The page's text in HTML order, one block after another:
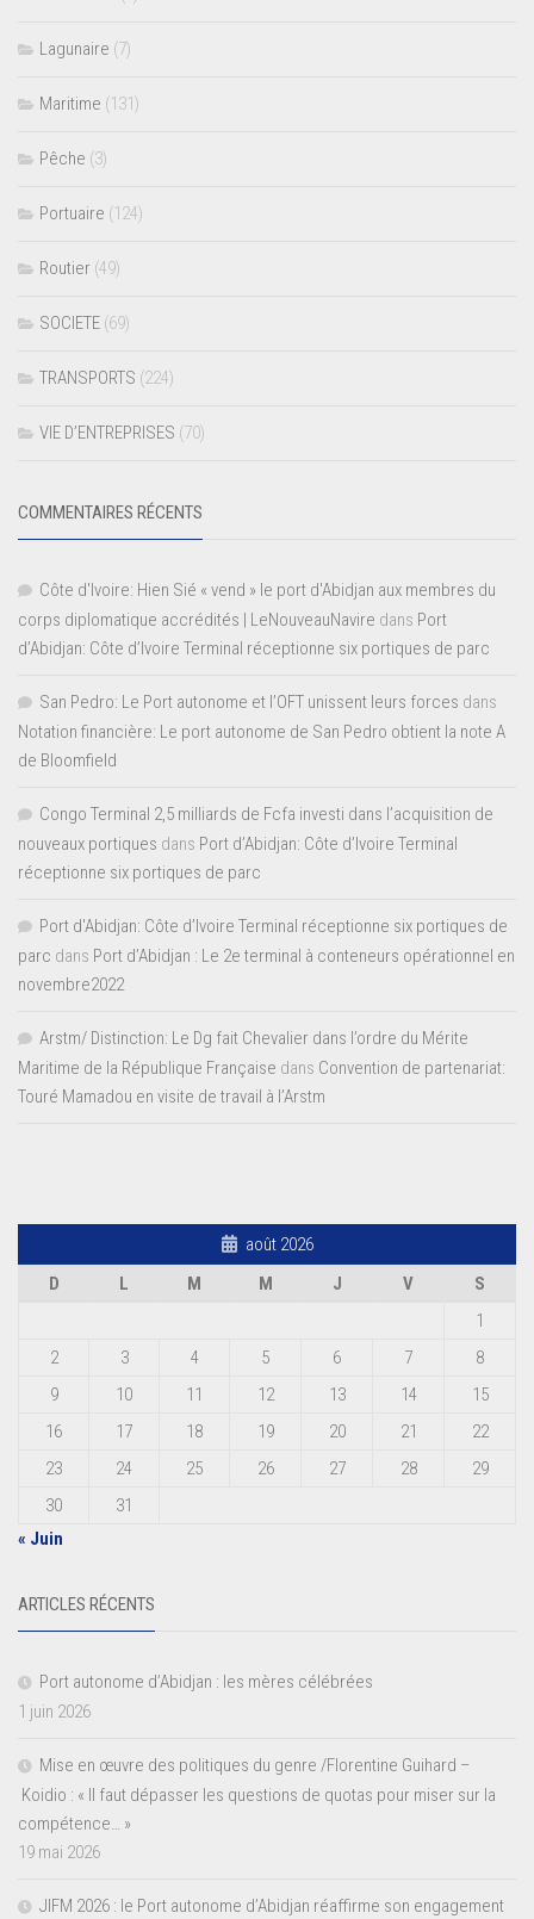
Lagunaire (7)
Maritime (131)
Pêche (3)
Portuaire (124)
Routier (49)
SOCIETE (69)
TRANSPORTS (224)
VIE D’ENTREPRISES (70)
COMMENTAIRES RÉCENTS
Côte d'Ivoire: Hien Sié « vend » le port d'Abidjan aux membres du
corps diplomatique accrédités | LeNouveauNavire dans Port
d’Abidjan: Côte d’Ivoire Terminal réceptionne six portiques de parc
San Pedro: Le Port autonome et l’OFT unissent leurs forces dans
Notation financière: Le port autonome de San Pedro obtient la note A
de Bloomfield
Congo Terminal 2,5 milliards de Fcfa investi dans l’acquisition de
nouveaux portiques dans Port d’Abidjan: Côte d’Ivoire Terminal
réceptionne six portiques de parc
Port d'Abidjan: Côte d’Ivoire Terminal réceptionne six portiques de
parc dans Port d’Abidjan : Le 2e terminal à conteneurs opérationnel en
novembre2022
Arstm/ Distinction: Le Dg fait Chevalier dans l’ordre du Mérite
Maritime de la République Française dans Convention de partenariat:
Touré Mamadou en visite de travail à l’Arstm
août 2026
D
L M M J V
S
1
2
3 4 5 6 7
8
9
10 11 12 13 14
15
16
17 18 19 20 21
22
23
24 25 26 27 28
29
30
31
« Juin
ARTICLES RÉCENTS
Port autonome d’Abidjan : les mères célébrées
1 juin 2026
Mise en œuvre des politiques du genre /Florentine Guihard –
Koidio : « Il faut dépasser les questions de quotas pour miser sur la
compétence… »
19 mai 2026
JIFM 2026 : le Port autonome d’Abidjan réaffirme son engagement